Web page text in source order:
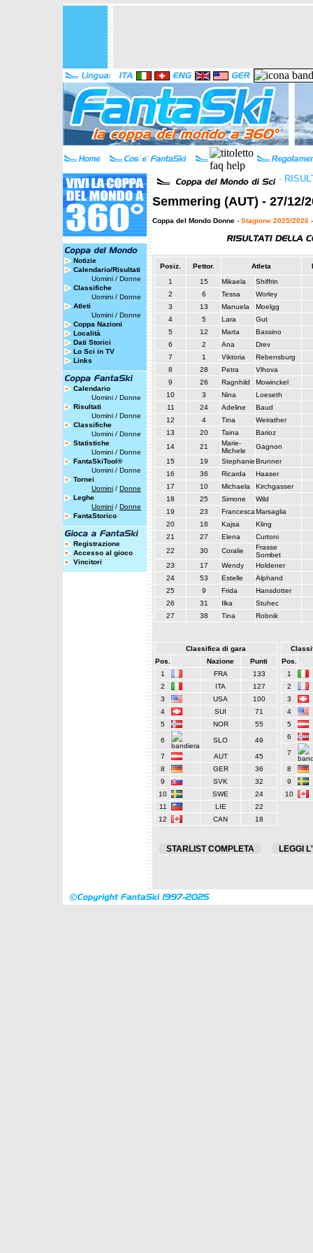
Notizie
Calendario/Risultati
Uomini / Donne
Classifiche
Uomini / Donne
Atleti
Uomini / Donne
Coppa Nazioni
Località
Dati Storici
Lo Sci in TV
Links
Calendario
Uomini / Donne
Risultati
Uomini / Donne
Classifiche
Uomini / Donne
Statistiche
Uomini / Donne
FantaSkiTool®
Uomini / Donne
Tornei
Uomini / Donne
Leghe
Uomini / Donne
FantaStorico
Registrazione
Accesso al gioco
Vincitori
-
Semmering (AUT) - 27/12/
Coppa del Mondo Donne - Stagione 2025/2026
Posiz. Pettor. Atleta
1
15 Mikaela
Shiffrin
2
6 Tessa
Worley
3
13 Manuela
Moelgg
4
5 Lara
Gut
5
12 Marta
Bassino
6
2 Ana
Drev
7
1 Viktoria
Rebensburg
8
28 Petra
Vlhova
9
26 Ragnhild
Mowinckel
10
3 Nina
Loeseth
11
24 Adeline
Baud
12
4 Tina
Weirather
13
20 Taina
Barioz
14
21
Marie-
Michele
Gagnon
15
19 StephanieBrunner
16
36 Ricarda
Haaser
17
10 Michaela
Kirchgasser
18
25 Simone
Wild
19
23 FrancescaMarsaglia
20
18 Kajsa
Kling
21
27 Elena
Curtoni
22
30 Coralie
Frasse
Sombet
23
17 Wendy
Holdener
24
53 Estelle
Alphand
25
9 Frida
Hansdotter
26
31 Ilka
Stuhec
27
38 Tina Robnik
Classifica di gara
Pos.
Nazione
Punti
1
FRA
133
2
ITA
127
3
USA
100
4
SUI
71
5
NOR 55
6 SLO 49
7 AUT
45
8
GER
36
9
SVK
32
10
SWE
24
11
LIE
22
12
CAN 18
Pos.
1
2
3
4
5
6
7
8
9
10
STARLIST COMPLETA LEGGI